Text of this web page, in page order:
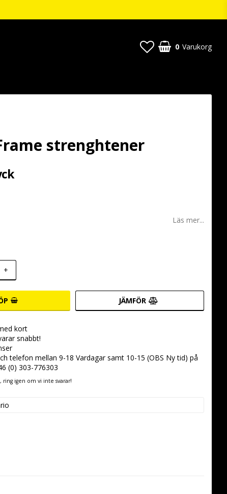
0 Varukorg
strenghtener
Läs mer...
+
JÄMFÖR
kort
snabbt!
telefon mellan 9-18 Vardagar samt 10-15 (OBS Ny tid) på
(0) 303-776303
ring igen om vi inte svarar!